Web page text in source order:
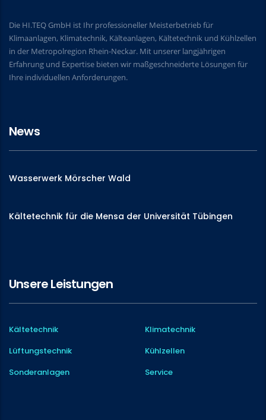
Die HI.TEQ GmbH ist Ihr professioneller Meisterbetrieb für
Klimaanlagen, Klimatechnik, Kälteanlagen, Kältetechnik und Kühlzellen
in der Metropolregion Rhein-Neckar. Mit unserer langjährigen
Erfahrung und Expertise bieten wir maßgeschneiderte Lösungen für
Ihre individuellen Anforderungen.
News
Wasserwerk Mörscher Wald
Kältetechnik für die Mensa der Universität Tübingen
Unsere Leistungen
Kältetechnik
Klimatechnik
Lüftungstechnik
Kühlzellen
Sonderanlagen
Service